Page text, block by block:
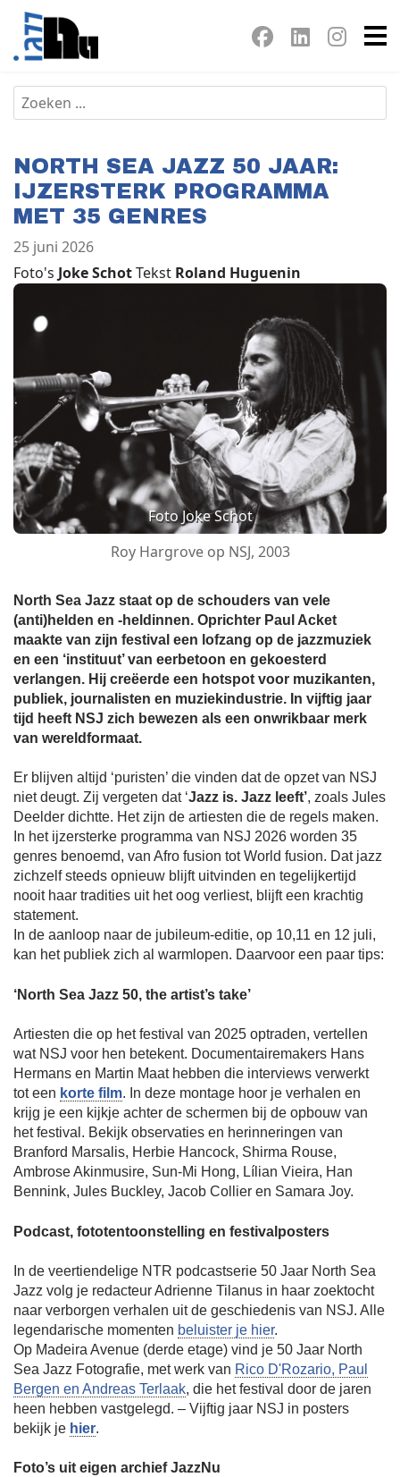
NORTH SEA JAZZ 50 JAAR:
IJZERSTERK PROGRAMMA
MET 35 GENRES
25 juni 2026
Foto's Joke SchotTekst Roland Huguenin
Foto Joke Schot
Roy Hargrove op NSJ, 2003
North Sea Jazz staat op de schouders van vele
(anti)helden en -heldinnen. Oprichter Paul Acket
maakte van zijn festival een lofzang op de jazzmuziek
en een ‘instituut’ van eerbetoon en gekoesterd
verlangen. Hij creëerde een hotspot voor muzikanten,
publiek, journalisten en muziekindustrie. In vijftig jaar
tijd heeft NSJ zich bewezen als een onwrikbaar merk
van wereldformaat.
Er blijven altijd ‘puristen’ die vinden dat de opzet van NSJ
niet deugt. Zij vergeten dat ‘Jazz is. Jazz leeft’, zoals Jules
Deelder dichtte. Het zijn de artiesten die de regels maken.
In het ijzersterke programma van NSJ 2026 worden 35
genres benoemd, van Afro fusion tot World fusion. Dat jazz
zichzelf steeds opnieuw blijft uitvinden en tegelijkertijd
nooit haar tradities uit het oog verliest, blijft een krachtig
statement.
In de aanloop naar de jubileum-editie, op 10,11 en 12 juli,
kan het publiek zich al warmlopen. Daarvoor een paar tips:
‘North Sea Jazz 50, the artist’s take’
Artiesten die op het festival van 2025 optraden, vertellen
wat NSJ voor hen betekent. Documentairemakers Hans
Hermans en Martin Maat hebben die interviews verwerkt
tot een korte film. In deze montage hoor je verhalen en
krijg je een kijkje achter de schermen bij de opbouw van
het festival. Bekijk observaties en herinneringen van
Branford Marsalis, Herbie Hancock, Shirma Rouse,
Ambrose Akinmusire, Sun-Mi Hong, Lílian Vieira, Han
Bennink, Jules Buckley, Jacob Collier en Samara Joy.
Podcast, fototentoonstelling en festivalposters
In de veertiendelige NTR podcastserie 50 Jaar North Sea
Jazz volg je redacteur Adrienne Tilanus in haar zoektocht
naar verborgen verhalen uit de geschiedenis van NSJ. Alle
legendarische momenten beluister je hier.
Op Madeira Avenue (derde etage) vind je 50 Jaar North
Sea Jazz Fotografie, met werk van Rico D'Rozario, Paul
Bergen en Andreas Terlaak, die het festival door de jaren
heen hebben vastgelegd. – Vijftig jaar NSJ in posters
bekijk je hier.
Foto’s uit eigen archief JazzNu